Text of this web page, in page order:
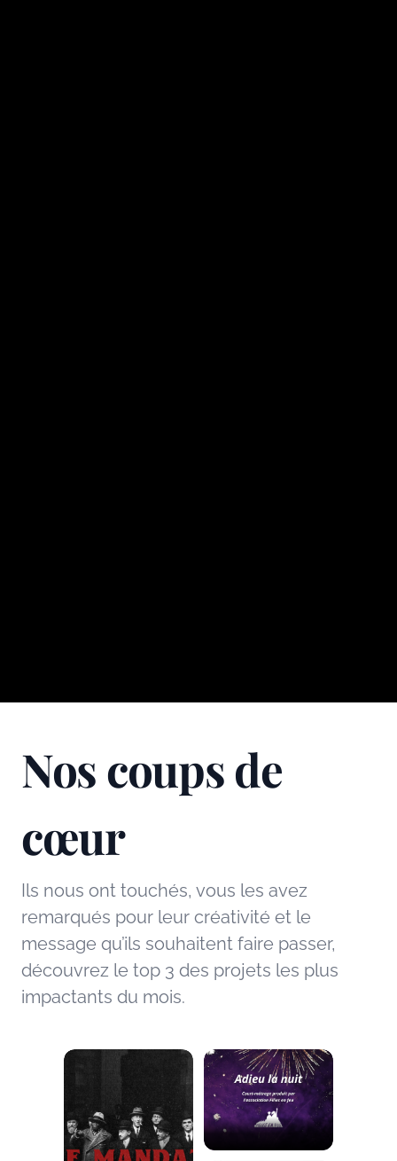
Nos coups de
cœur
Ils nous ont touchés, vous les avez
remarqués pour leur créativité et le
message qu’ils souhaitent faire passer,
découvrez le top 3 des projets les plus
impactants du mois.